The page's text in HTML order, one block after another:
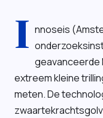
I nnoseis
geavanceerde
extreem kleine
meten. De